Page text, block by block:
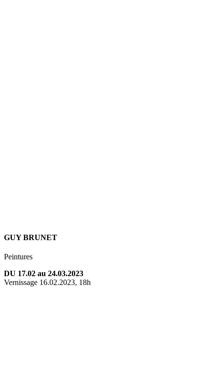
GUY BRUNET
Peintures
DU 17.02 au 24.03.2023
Vernissage 16.02.2023, 18h